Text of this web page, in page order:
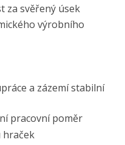
za svěřený úsek
výrobního
a zázemí stabilní
pracovní poměr
hraček